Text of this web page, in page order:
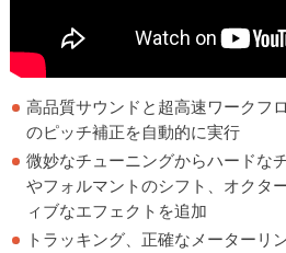
高品質サウンドと超高速ワークフ
のピッチ補正を自動的に実行
微妙なチューニングからハードな
やフォルマントのシフト、オクタ
ィブなエフェクトを追加
トラッキング、正確なメーターリ